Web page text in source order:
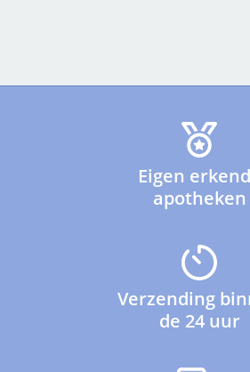
Eigen
apotheken
Verzending
de 24 uur